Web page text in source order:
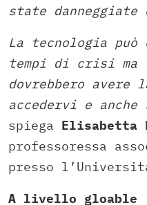
state
La tecnologia
tempi di crisi ma
dovrebbero
accedervi e anche
spiega Elisabetta
professoressa
presso
A livello gloable